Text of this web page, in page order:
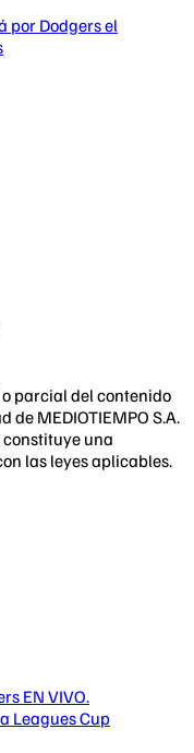
por Dodgers el
parcial del contenido
de MEDIOTIEMPO S.A.
constituye una
las leyes aplicables.
EN VIVO.
Leagues Cup